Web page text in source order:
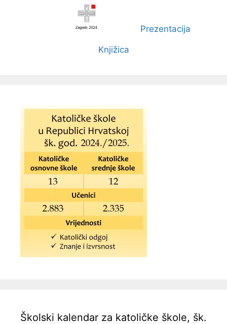
Prezentacija
Knjižica
Školski kalendar za katoličke škole, šk.